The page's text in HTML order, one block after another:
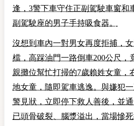
逢，3警下車守住正副駕駛車窗和
副駕駛座的男子手持吸食器。
沒想到車內一對男女再度拒捕，
檔，高踩油門一路倒車200公尺，
親攤位幫忙打掃的7歲賴姓女童，
地女童，隨即駕車逃逸。與嫌犯
警見狀，立即停下救人善後，並
已頭骨破裂、腦漿溢出，當場慘死